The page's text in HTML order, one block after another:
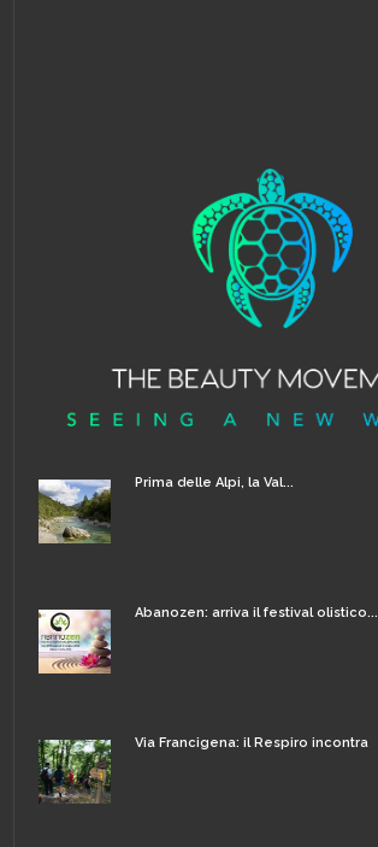
Prima delle Alpi, la Val...
Abanozen: arriva il festival olistico...
Via Francigena: il Respiro incontra